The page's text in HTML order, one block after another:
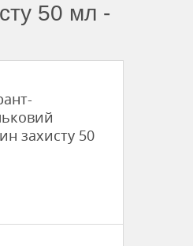
50 мл -
захисту 50